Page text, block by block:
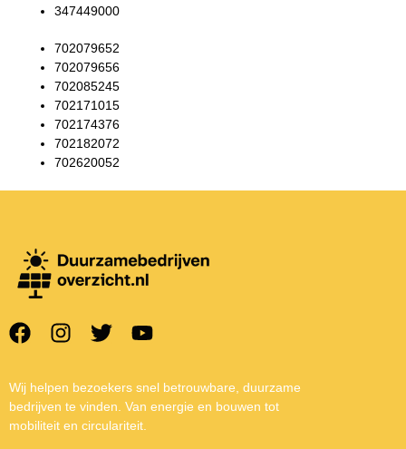
347449000
702079652
702079656
702085245
702171015
702174376
702182072
702620052
Wij helpen bezoekers snel betrouwbare, duurzame
bedrijven te vinden. Van energie en bouwen tot
mobiliteit en circulariteit.